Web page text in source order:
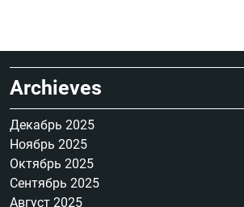
Archieves
Декабрь 2025
Ноябрь 2025
Октябрь 2025
Сентябрь 2025
Август 2025